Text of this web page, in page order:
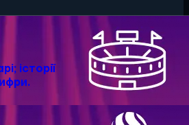
історії